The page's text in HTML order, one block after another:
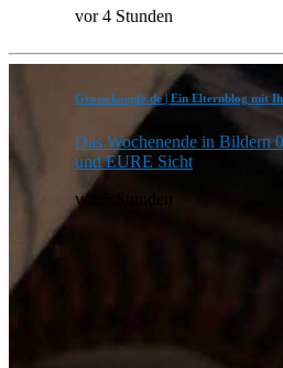
vor 4 Stunden
Grossekoepfe.de | Ein Elternblog mit
Das Wochenende in Bildern
und EURE Sicht
vor 5 Stunden